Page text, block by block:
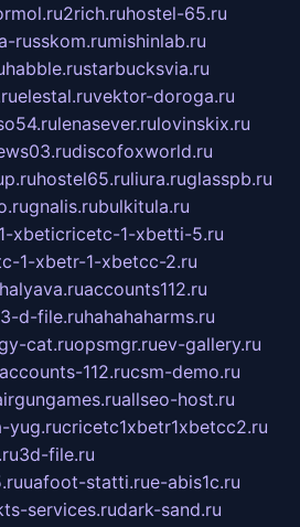
2rich.ruhostel-65.ru
russkom.rumishinlab.ru
habble.rustarbucksvia.ru
elestal.ruvektor-doroga.ru
lenasever.rulovinskix.ru
discofoxworld.ru
hostel65.ruliura.ruglasspb.ru
gnalis.rubulkitula.ru
1-xbeticricetc-1-xbetti-5.ru
1-xbetr-1-xbetcc-2.ru
accounts112.ru
3-d-file.ruhahahaharms.ru
cat.ruopsmgr.ruev-gallery.ru
accounts-112.rucsm-demo.ru
allseo-host.ru
yug.rucricetc1xbetr1xbetcc2.ru
3d-file.ru
uafoot-statti.rue-abis1c.ru
services.rudark-sand.ru